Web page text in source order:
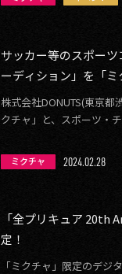
サッカー等のスポー
ーディション」を「
株式会社DONUTS(東京
クチャ」と、スポーツ・
ミクチャ 2024.02.28
「全プリキュア 20th
定！
「ミクチャ」限定のデジ